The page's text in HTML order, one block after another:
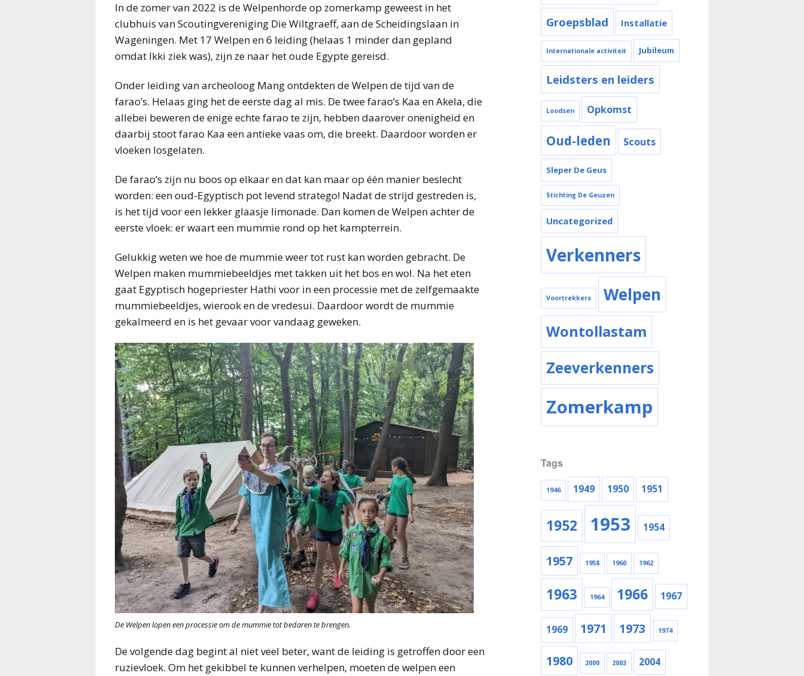
In de zomer van 2022 is de Welpenhorde op zomerkamp geweest in het
clubhuis van Scoutingvereniging Die Wiltgraeff, aan de Scheidingslaan in
Wageningen. Met 17 Welpen en 6 leiding (helaas 1 minder dan gepland
omdat Ikki ziek was), zijn ze naar het oude Egypte gereisd.
Onder leiding van archeoloog Mang ontdekten de Welpen de tijd van de
farao’s. Helaas ging het de eerste dag al mis. De twee farao’s Kaa en Akela, die
allebei beweren de enige echte farao te zijn, hebben daarover onenigheid en
daarbij stoot farao Kaa een antieke vaas om, die breekt. Daardoor worden er
vloeken losgelaten.
De farao’s zijn nu boos op elkaar en dat kan maar op één manier beslecht
worden: een oud-Egyptisch pot levend stratego! Nadat de strijd gestreden is,
is het tijd voor een lekker glaasje limonade. Dan komen de Welpen achter de
eerste vloek: er waart een mummie rond op het kampterrein.
Gelukkig weten we hoe de mummie weer tot rust kan worden gebracht. De
Welpen maken mummiebeeldjes met takken uit het bos en wol. Na het eten
gaat Egyptisch hogepriester Hathi voor in een processie met de zelfgemaakte
mummiebeeldjes, wierook en de vredesui. Daardoor wordt de mummie
gekalmeerd en is het gevaar voor vandaag geweken.
De Welpen lopen een processie om de mummie tot bedaren te brengen.
De volgende dag begint al niet veel beter, want de leiding is getroffen door een
ruzievloek. Om het gekibbel te kunnen verhelpen, moeten de welpen een
Groepsblad Installatie
Internationale activiteit Jubileum
Leidsters en leiders
Loodsen Opkomst
Oud-leden Scouts
Sleper De Geus
Stichting De Geuzen
Uncategorized
Verkenners
Voortrekkers Welpen
Wontollastam
Zeeverkenners
Zomerkamp
Tags
1946 1949 1950 1951
1952 1953 1954
1957 1958 1960 1962
1963 1964 1966 1967
1969 1971 1973 1974
1980 2000 2003 2004